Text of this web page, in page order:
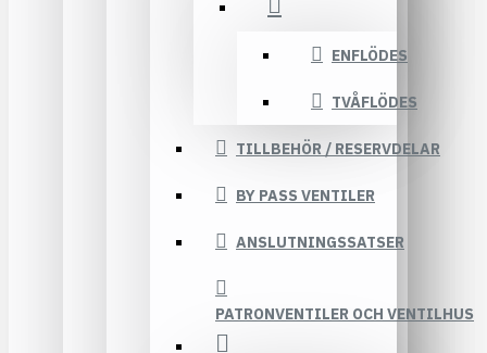
ENFLÖDES
TVÅFLÖDES
TILLBEHÖR / RESERVDELAR
BY PASS VENTILER
ANSLUTNINGSSATSER
PATRONVENTILER OCH VENTILHUS